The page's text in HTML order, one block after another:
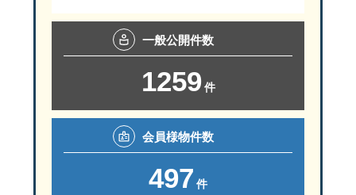
一般公開件数
1259 件
会員様物件数
497 件